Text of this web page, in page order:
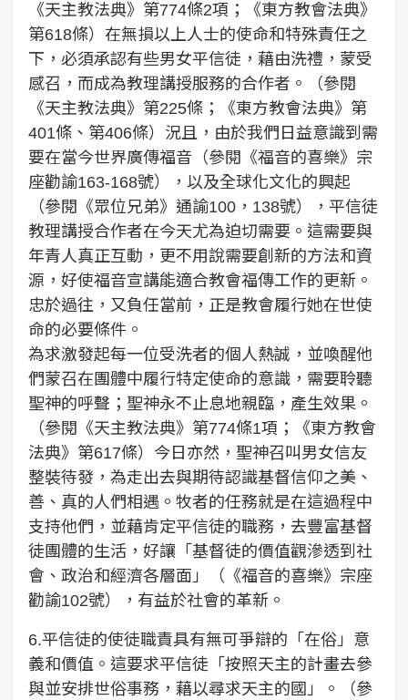
《天主教法典》第774條2項；《東方教會法典》
第618條）在無損以上人士的使命和特殊責任之
下，必須承認有些男女平信徒，藉由洗禮，蒙受
感召，而成為教理講授服務的合作者。（參閱
《天主教法典》第225條；《東方教會法典》第
401條、第406條）況且，由於我們日益意識到需
要在當今世界廣傳福音（參閱《福音的喜樂》宗
座勸諭163-168號），以及全球化文化的興起
（參閱《眾位兄弟》通諭100，138號），平信徒
教理講授合作者在今天尤為迫切需要。這需要與
年青人真正互動，更不用說需要創新的方法和資
源，好使福音宣講能適合教會福傳工作的更新。
忠於過往，又負任當前，正是教會履行她在世使
命的必要條件。
為求激發起每一位受洗者的個人熱誠，並喚醒他
們蒙召在團體中履行特定使命的意識，需要聆聽
聖神的呼聲；聖神永不止息地親臨，產生效果。
（參閱《天主教法典》第774條1項；《東方教會
法典》第617條）今日亦然，聖神召叫男女信友
整裝待發，為走出去與期待認識基督信仰之美、
善、真的人們相遇。牧者的任務就是在這過程中
支持他們，並藉肯定平信徒的職務，去豐富基督
徒團體的生活，好讓「基督徒的價值觀滲透到社
會、政治和經濟各層面」（《福音的喜樂》宗座
勸諭102號），有益於社會的革新。
6.平信徒的使徒職責具有無可爭辯的「在俗」意
義和價值。這要求平信徒「按照天主的計畫去參
與並安排世俗事務，藉以尋求天主的國」。（參